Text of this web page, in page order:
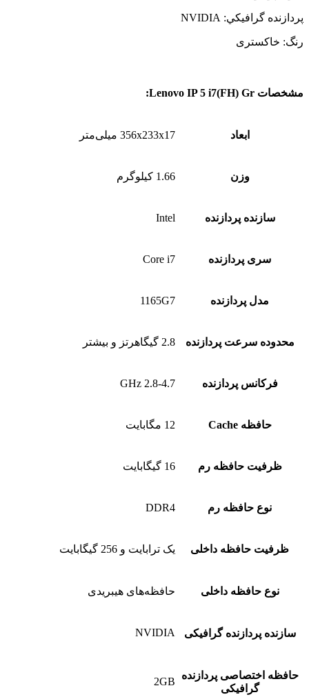
پردازنده گرافيکي: NVIDIA
رنگ: خاکستری
مشخصات Lenovo IP 5 i7(FH) Gr:
ابعاد 356x233x17 میلی‌متر
وزن 1.66 کیلوگرم
سازنده پردازنده Intel
سری پردازنده Core i7
مدل پردازنده 1165G7
محدوده سرعت پردازنده 2.8 گیگاهرتز و بیشتر
فرکانس پردازنده 2.8-4.7 GHz
حافظه Cache 12 مگابایت
ظرفیت حافظه رم 16 گیگابایت
نوع حافظه رم DDR4
ظرفیت حافظه داخلی یک ترابایت و 256 گیگابایت
نوع حافظه داخلی حافظه‌های هیبریدی
سازنده پردازنده گرافیکی NVIDIA
حافظه اختصاصی پردازنده
گرافیکی
2GB